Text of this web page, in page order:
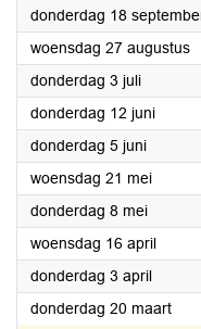
donderdag 18
woensdag 27 augustus
donderdag 3 juli2025
donderdag 12 juni2025
donderdag 5 juni2025
woensdag 21 mei2025
donderdag 8 mei2025
woensdag 16 april2025
donderdag 3 april2025
donderdag 20 maart2025